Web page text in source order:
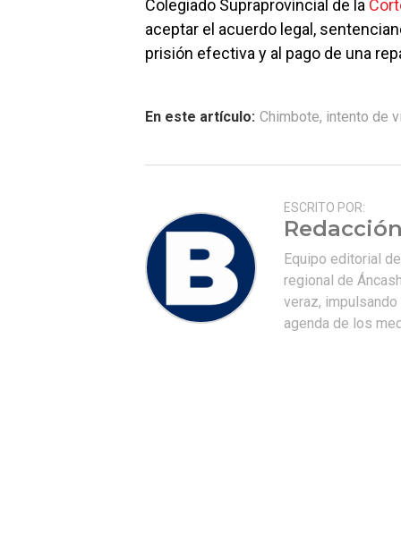
Colegiado Supraprovincial de la
aceptar el acuerdo legal,
prisión efectiva y al pago de una
En este artículo: Chimbote, intento de
ESCRITO POR:
Equipo editorial
regional de
veraz,
agenda de los